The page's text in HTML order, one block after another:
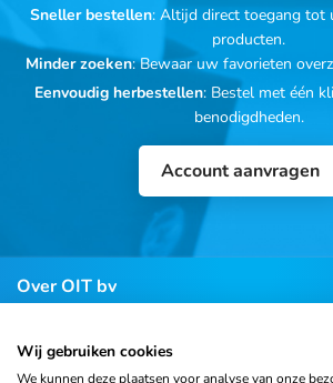
Sneller bestellen: Altijd direct toegang tot
producten.
Minder zoeken: Bewaar uw favorieten
Eenvoudig herbestellen: Bestel met één
benodigdheden.
Account aanvragen
Over OIT bv
Klantenservice
Wij gebruiken cookies
We kunnen deze plaatsen voor analyse van onze